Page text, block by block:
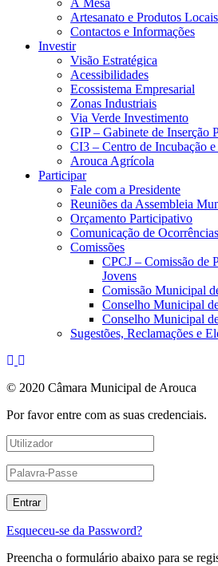
À Mesa
Artesanato e Produtos Locais
Contactos e Informações
Investir
Visão Estratégica
Acessibilidades
Ecossistema Empresarial
Zonas Industriais
Via Verde Investimento
GIP – Gabinete de Inserção
CI3 – Centro de Incubação
Arouca Agrícola
Participar
Fale com a Presidente
Reuniões da Assembleia
Orçamento Participativo
Comunicação de Ocorrências
Comissões
CPCJ – Comissão de
Jovens
Comissão Municipal
Conselho Municipal
Conselho Municipal
Sugestões, Reclamações e
© 2020 Câmara Municipal de Arouca
Por favor entre com as suas credenciais.
Esqueceu-se da Password?
Preencha o formulário abaixo para se